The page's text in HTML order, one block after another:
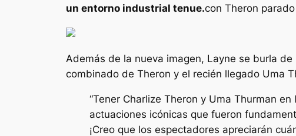
un entorno industrial tenue.con Theron
Además de la nueva imagen, Layne se burla de
combinado de Theron y el recién llegado Uma
“Tener Charlize Theron y Uma Thurman
actuaciones icónicas que fueron
¡Creo que los espectadores apreciarán